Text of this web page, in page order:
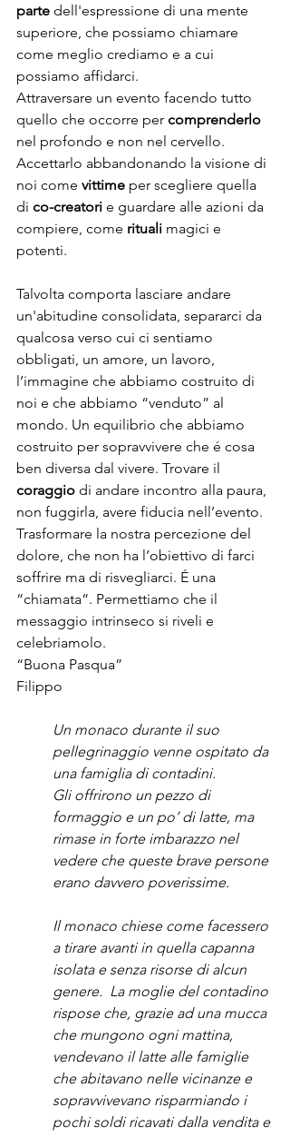
parte dell'espressione di una mente
superiore, che possiamo chiamare
come meglio crediamo e a cui
possiamo affidarci.
Attraversare un evento facendo tutto
quello che occorre per comprenderlo
nel profondo e non nel cervello.
Accettarlo abbandonando la visione di
noi come vittime per scegliere quella
di co-creatori e guardare alle azioni da
compiere, come rituali magici e
potenti.
Talvolta comporta lasciare andare
un'abitudine consolidata, separarci da
qualcosa verso cui ci sentiamo
obbligati, un amore, un lavoro,
l’immagine che abbiamo costruito di
noi e che abbiamo “venduto” al
mondo. Un equilibrio che abbiamo
costruito per sopravvivere che é cosa
ben diversa dal vivere. Trovare il
coraggio di andare incontro alla paura,
non fuggirla, avere fiducia nell’evento.
Trasformare la nostra percezione del
dolore, che non ha l’obiettivo di farci
soffrire ma di risvegliarci. É una
“chiamata“. Permettiamo che il
messaggio intrinseco si riveli e
celebriamolo.
“Buona Pasqua”
Filippo
Un monaco durante il suo
pellegrinaggio venne ospitato da
una famiglia di contadini.
Gli offrirono un pezzo di
formaggio e un po’ di latte, ma
rimase in forte imbarazzo nel
vedere che queste brave persone
erano davvero poverissime.
Il monaco chiese come facessero
a tirare avanti in quella capanna
isolata e senza risorse di alcun
genere.  La moglie del contadino
rispose che, grazie ad una mucca
che mungono ogni mattina,
vendevano il latte alle famiglie
che abitavano nelle vicinanze e
sopravvivevano risparmiando i
pochi soldi ricavati dalla vendita e